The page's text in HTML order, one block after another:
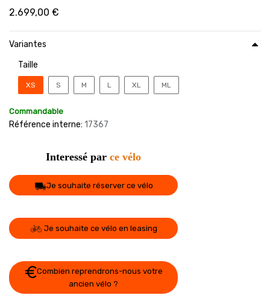
2.699,00 €
Variantes
Taille
XS S M L XL ML
Commandable
Référence interne: 17367
Interessé par ce vélo
Je souhaite réserver ce vélo
Je souhaite ce vélo en leasing
Combien reprendrons-nous votre
ancien vélo ?